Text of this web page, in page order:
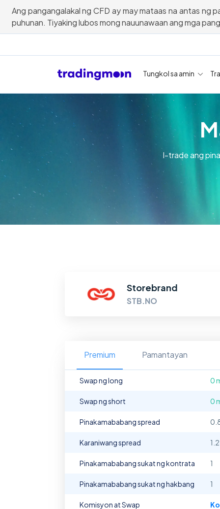
Ang pangangalakal ng CFD ay may mataas na antas ng
puhunan. Tiyaking lubos mong nauunawaan ang mga
Tungkol sa amin
I-trade ang
Storebrand
STB.NO
Premium Pamantayan
Swap ng long 0
Swap ng short 0
Pinakamababang spread
Karaniwang spread
Pinakamababang sukat ng kontrata 1
Pinakamababang sukat ng hakbang 1
Komisyon at Swap